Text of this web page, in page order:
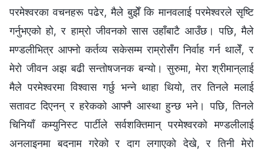
परमेश्‍वरका वचनहरू पढेर, मैले बुझेँ कि मानवलाई परमेश्‍वरले सृष्टि
गर्नुभएको हो, र हाम्रो जीवनको सास उहाँबाटै आउँछ। पछि, मैले
मण्डलीभित्र आफ्नो कर्तव्य सकेसम्म राम्रोसँग निर्वाह गर्न थालेँ, र
मेरो जीवन अझ बढी सन्तोषजनक बन्यो। सुरुमा, मेरा श्रीमान्‌लाई
मैले परमेश्‍वरमा विश्वास गर्छु भन्ने थाहा थियो, तर तिनले मलाई
सतावट दिएनन् र हरेकको आफ्नै आस्था हुन्छ भने। पछि, तिनले
चिनियाँ कम्युनिस्ट पार्टीले सर्वशक्तिमान्‌ परमेश्‍वरको मण्डलीलाई
अनलाइनमा बदनाम गरेको र दाग लगाएको देखे, र तिनी मेरो